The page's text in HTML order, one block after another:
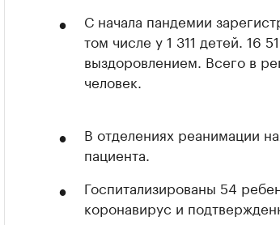
С начала пандемии
том числе у 1 311 детей. 16
выздоровлением. Всего в
человек.
В отделениях реанимации
пациента.
Госпитализированы 54
коронавирус и